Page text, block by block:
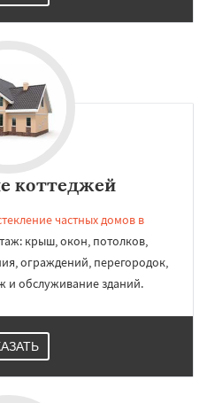
коттеджей
частных домов в
крыш, окон, потолков,
ограждений, перегородок,
и обслуживание зданий.